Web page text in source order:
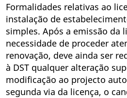
Formalidades relativas ao
instalação de
simples. Após a emissão da
necessidade de proceder
renovação, deve ainda ser
à DST qualquer alteração
modificação ao projecto
segunda via da licença, o